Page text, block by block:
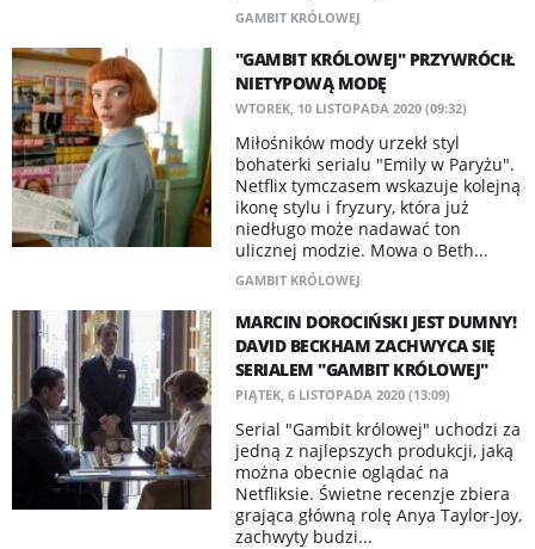
GAMBIT KRÓLOWEJ
"GAMBIT KRÓLOWEJ" PRZYWRÓCIŁ
NIETYPOWĄ MODĘ
WTOREK, 10 LISTOPADA 2020 (09:32)
Miłośników mody urzekł styl
bohaterki serialu "Emily w Paryżu".
Netflix tymczasem wskazuje kolejną
ikonę stylu i fryzury, która już
niedługo może nadawać ton
ulicznej modzie. Mowa o Beth...
GAMBIT KRÓLOWEJ
MARCIN DOROCIŃSKI JEST DUMNY!
DAVID BECKHAM ZACHWYCA SIĘ
SERIALEM "GAMBIT KRÓLOWEJ"
PIĄTEK, 6 LISTOPADA 2020 (13:09)
Serial "Gambit królowej" uchodzi za
jedną z najlepszych produkcji, jaką
można obecnie oglądać na
Netfliksie. Świetne recenzje zbiera
grająca główną rolę Anya Taylor-Joy,
zachwyty budzi...